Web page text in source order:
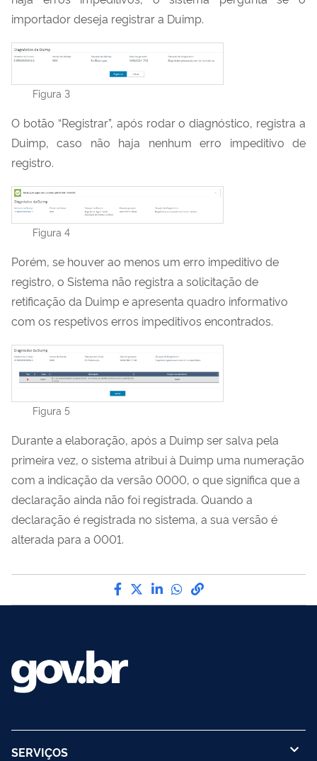
importador deseja registrar a Duimp.
Figura 3
O botão “Registrar”, após rodar o diagnóstico, registra a
Duimp, caso não haja nenhum erro impeditivo de
registro.
Figura 4
Porém, se houver ao menos um erro impeditivo de
registro, o Sistema não registra a solicitação de
retificação da Duimp e apresenta quadro informativo
com os respetivos erros impeditivos encontrados.
Figura 5
Durante a elaboração, após a Duimp ser salva pela
primeira vez, o sistema atribui à Duimp uma numeração
com a indicação da versão 0000, o que significa que a
declaração ainda não foi registrada. Quando a
declaração é registrada no sistema, a sua versão é
alterada para a 0001.
Compartilhe por Facebook
Compartilhe por Twitter
Compartilhe por LinkedIn
Compartilhe por
link para Copiar
SERVIÇOS